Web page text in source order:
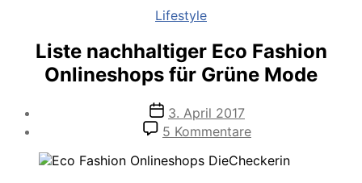
Kategorien
Lifestyle
Liste nachhaltiger Eco Fashion
Onlineshops für Grüne Mode
Veröffentlichungsdatum
3. April 2017
5 Kommentarezu
nachhaltiger